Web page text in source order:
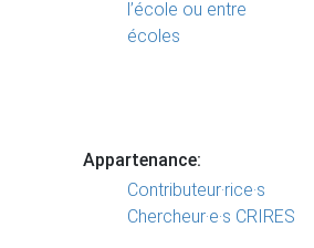
l’école ou entre
écoles
Appartenance:
Contributeur·rice·s
Chercheur·e·s CRIRES